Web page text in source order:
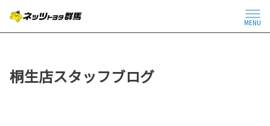
MENU
桐生店スタッフブログ